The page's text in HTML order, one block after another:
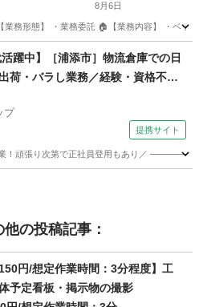
8月6日
業務形態】 ・業務委託 🏠【業務内容】 ・ベ
清掃 スタッフ
活躍中】［浦添市］物流倉庫での日
荷・バラし業務／経験・資格不問
温倉庫での作業／社員登用制度あ
プ
提携サイト
！頑張り次第で正社員登用もあり／
の投稿記事：
円/想定作業時間：3分程度】工
予定看板・掲示物の撮影